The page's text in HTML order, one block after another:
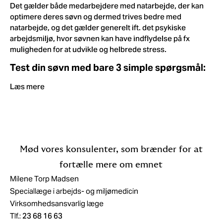
Det gælder både medarbejdere med natarbejde, der kan
optimere deres søvn og dermed trives bedre med
natarbejde, og det gælder generelt ift. det psykiske
arbejdsmiljø, hvor søvnen kan have indflydelse på fx
muligheden for at udvikle og helbrede stress.
Test din søvn med bare 3 simple spørgsmål:
Læs mere
Mød vores konsulenter, som brænder for at
fortælle mere om emnet
Milene Torp Madsen
Speciallæge i arbejds- og miljømedicin
Virksomhedsansvarlig læge
Tlf.: 23 68 16 63